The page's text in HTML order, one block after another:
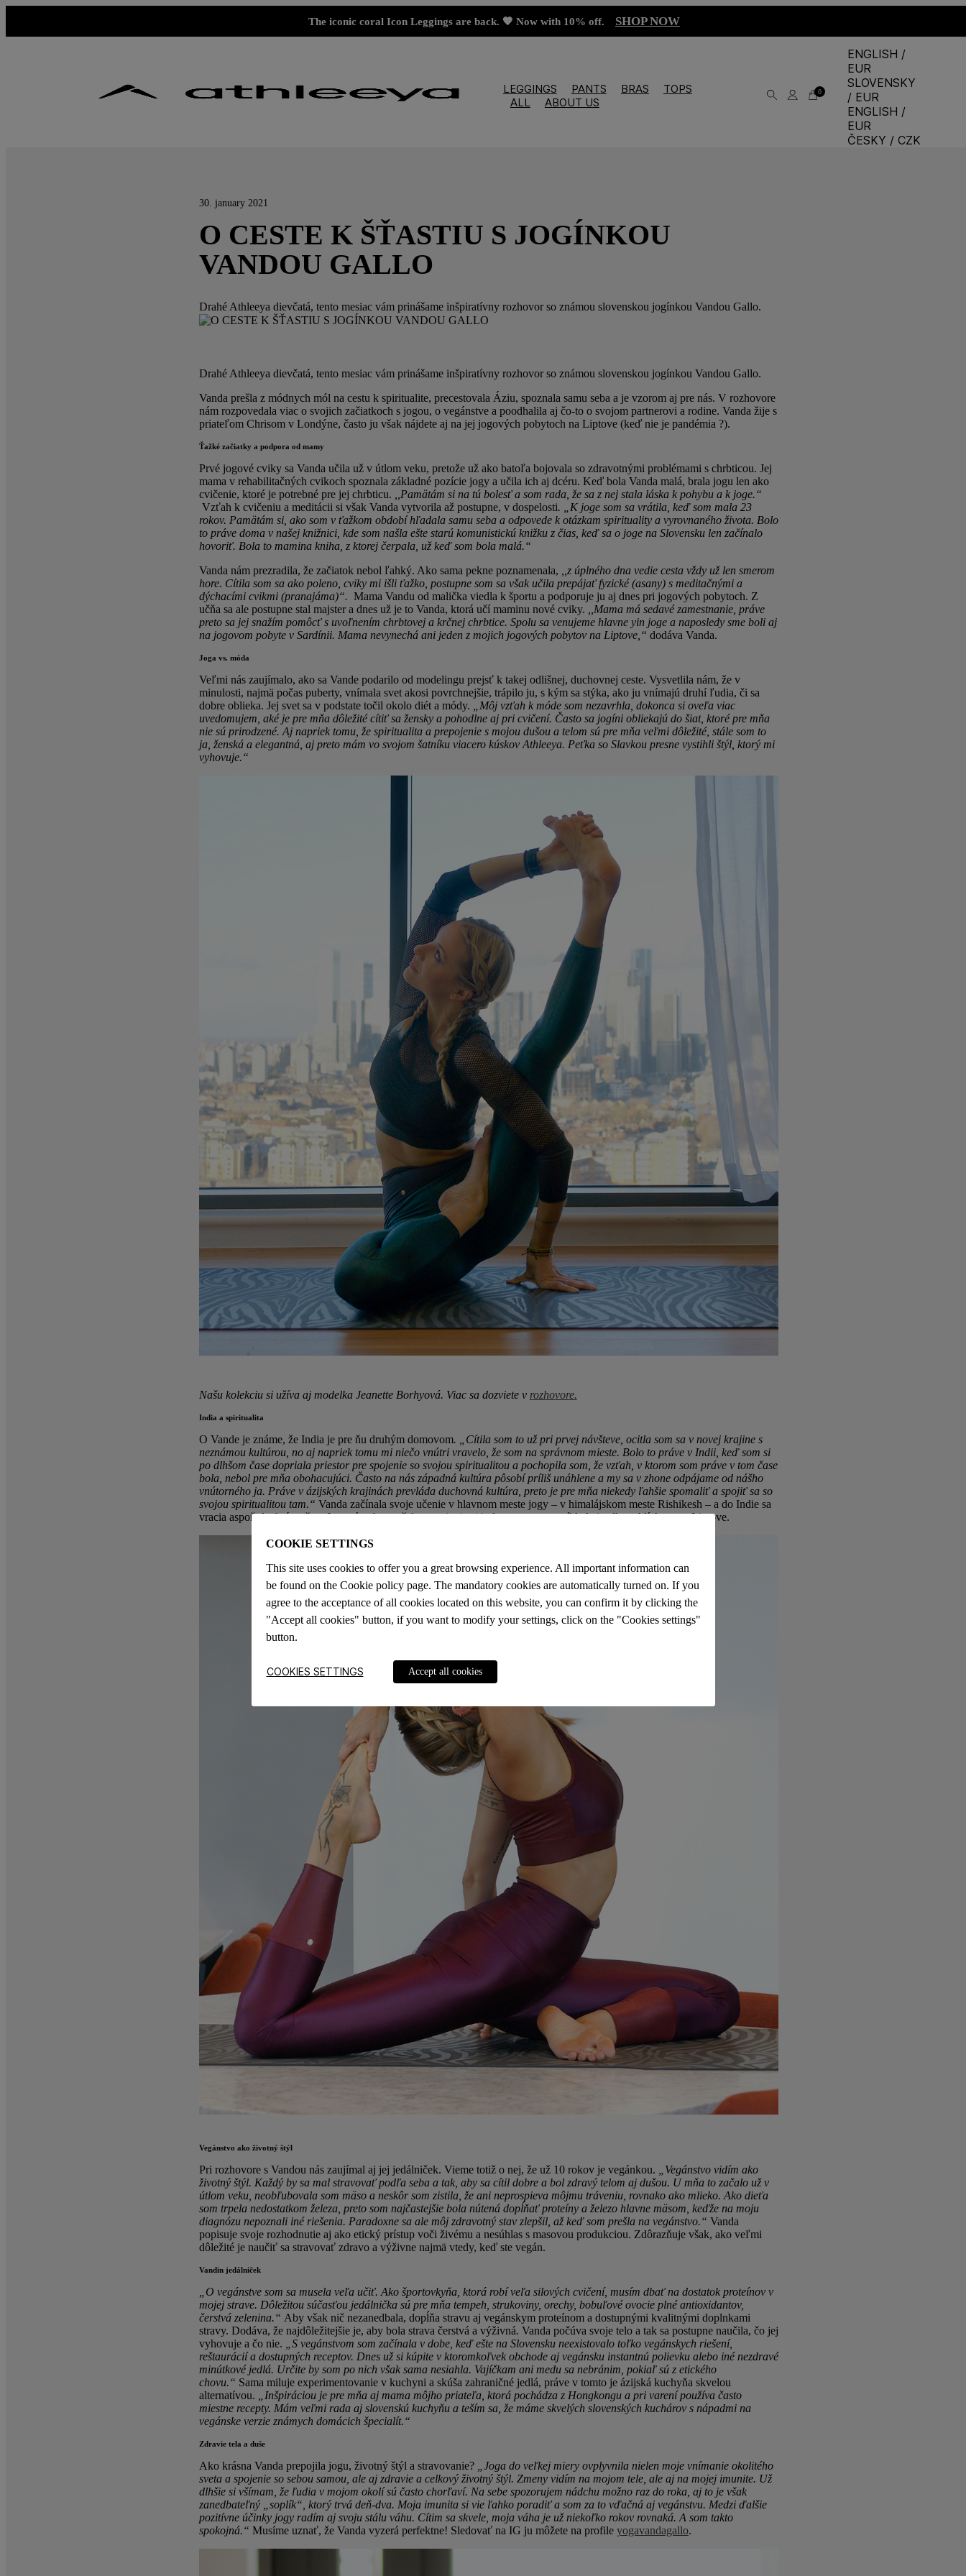
The iconic coral Icon Leggings are back. 🧡 Now with 10% off. SHOP NOW
LEGGINGS PANTS BRAS
TOPS
ALL
ABOUT US
0
ENGLISH /
EUR
SLOVENSKY
/ EUR
ENGLISH /
EUR
ČESKY / CZK
30. january 2021
O CESTE K ŠŤASTIU S JOGÍNKOU
VANDOU GALLO
Drahé Athleeya dievčatá, tento mesiac vám prinášame inšpiratívny rozhovor so známou slovenskou jogínkou Vandou Gallo.
Drahé Athleeya dievčatá, tento mesiac vám prinášame inšpiratívny rozhovor so známou slovenskou jogínkou Vandou Gallo.
Vanda prešla z módnych mól na cestu k spiritualite, precestovala Áziu, spoznala samu seba a je vzorom aj pre nás. V rozhovore
nám rozpovedala viac o svojich začiatkoch s jogou, o vegánstve a poodhalila aj čo-to o svojom partnerovi a rodine. Vanda žije s
priateľom Chrisom v Londýne, často ju však nájdete aj na jej jogových pobytoch na Liptove (keď nie je pandémia ?).
Ťažké začiatky a podpora od mamy
Prvé jogové cviky sa Vanda učila už v útlom veku, pretože už ako batoľa bojovala so zdravotnými problémami s chrbticou. Jej
mama v rehabilitačných cvikoch spoznala základné pozície jogy a učila ich aj dcéru. Keď bola Vanda malá, brala jogu len ako
cvičenie, ktoré je potrebné pre jej chrbticu.
,,Pamätám si na tú bolesť a som rada, že sa z nej stala láska k pohybu a k joge.“
Vzťah k cvičeniu a meditácii si však Vanda vytvorila až postupne, v dospelosti. „K joge som sa vrátila, keď som mala 23
rokov. Pamätám si, ako som v ťažkom období hľadala samu seba a odpovede k otázkam spirituality a vyrovnaného života. Bolo
to práve doma v našej knižnici, kde som našla ešte starú komunistickú knižku z čias, keď sa o joge na Slovensku len začínalo
hovoriť. Bola to mamina kniha, z ktorej čerpala, už keď som bola malá.“
Vanda nám prezradila, že začiatok nebol ľahký. Ako sama pekne poznamenala,
,,z úplného dna vedie cesta vždy už len smerom
hore. Cítila som sa ako poleno, cviky mi išli ťažko, postupne som sa však učila prepájať fyzické (asany) s meditačnými a
dýchacími cvikmi (pranajáma)“. Mama Vandu od malička viedla k športu a podporuje ju aj dnes pri jogových pobytoch. Z
učňa sa ale postupne stal majster a dnes už je to Vanda, ktorá učí maminu nové cviky.
,,Mama má sedavé zamestnanie, práve
preto sa jej snažím pomôcť s uvoľnením chrbtovej a krčnej chrbtice. Spolu sa venujeme hlavne yin joge a naposledy sme boli aj
na jogovom pobyte v Sardínii. Mama nevynechá ani jeden z mojich jogových pobytov na Liptove,“ dodáva Vanda.
Joga vs. móda
Veľmi nás zaujímalo, ako sa Vande podarilo od modelingu prejsť k takej odlišnej, duchovnej ceste. Vysvetlila nám, že v
minulosti, najmä počas puberty, vnímala svet akosi povrchnejšie, trápilo ju, s kým sa stýka, ako ju vnímajú druhí ľudia, či sa
dobre oblieka. Jej svet sa v podstate točil okolo diét a módy.
„Môj vzťah k móde som nezavrhla, dokonca si oveľa viac
uvedomujem, aké je pre mňa dôležité cítiť sa žensky a pohodlne aj pri cvičení. Často sa jogíni obliekajú do šiat, ktoré pre mňa
nie sú prirodzené. Aj napriek tomu, že spiritualita a prepojenie s mojou dušou a telom sú pre mňa veľmi dôležité, stále som to
ja, ženská a elegantná, aj preto mám vo svojom šatníku viacero kúskov Athleeya. Peťka so Slavkou presne vystihli štýl, ktorý mi
vyhovuje.“
Našu kolekciu si užíva aj modelka Jeanette Borhyová. Viac sa dozviete v rozhovore.
India a spiritualita
O Vande je známe, že India je pre ňu druhým domovom. „Cítila som to už pri prvej návšteve, ocitla som sa v novej krajine s
neznámou kultúrou, no aj napriek tomu mi niečo vnútri vravelo, že som na správnom mieste. Bolo to práve v Indii, keď som si
po dlhšom čase dopriala priestor pre spojenie so svojou spiritualitou a pochopila som, že vzťah, v ktorom som práve v tom čase
bola, nebol pre mňa obohacujúci. Často na nás západná kultúra pôsobí príliš unáhlene a my sa v zhone odpájame od nášho
vnútorného ja. Práve v ázijských krajinách prevláda duchovná kultúra, preto je pre mňa niekedy ľahšie spomaliť a spojiť sa so
svojou spiritualitou tam.“ Vanda začínala svoje učenie v hlavnom meste jogy – v himalájskom meste Rishikesh – a do Indie sa
vracia aspoň dvakrát ročne. Jogové pobyty však organizuje aj inde vo svete, napríklad aj celkom blízko – na Liptove.
Vegánstvo ako životný štýl
Pri rozhovore s Vandou nás zaujímal aj jej jedálniček. Vieme totiž o nej, že už 10 rokov je vegánkou.
„Vegánstvo vidím ako
životný štýl. Každý by sa mal stravovať podľa seba a tak, aby sa cítil dobre a bol zdravý telom aj dušou. U mňa to začalo už v
útlom veku, neobľubovala som mäso a neskôr som zistila, že ani neprospieva môjmu tráveniu, rovnako ako mlieko. Ako dieťa
som trpela nedostatkom železa, preto som najčastejšie bola nútená dopĺňať proteíny a železo hlavne mäsom, keďže na moju
diagnózu nepoznali iné riešenia. Paradoxne sa ale môj zdravotný stav zlepšil, až keď som prešla na vegánstvo.“ Vanda
popisuje svoje rozhodnutie aj ako etický prístup voči živému a nesúhlas s masovou produkciou. Zdôrazňuje však, ako veľmi
dôležité je naučiť sa stravovať zdravo a výživne najmä vtedy, keď ste vegán.
Vandin jedálniček
„O vegánstve som sa musela veľa učiť. Ako športovkyňa, ktorá robí veľa silových cvičení, musím dbať na dostatok proteínov v
mojej strave. Dôležitou súčasťou jedálnička sú pre mňa tempeh, strukoviny, orechy, bobuľové ovocie plné antioxidantov,
čerstvá zelenina.“ Aby však nič nezanedbala, dopĺňa stravu aj vegánskym proteínom a dostupnými kvalitnými doplnkami
stravy. Dodáva, že najdôležitejšie je, aby bola strava čerstvá a výživná. Vanda počúva svoje telo a tak sa postupne naučila, čo jej
vyhovuje a čo nie.
„S vegánstvom som začínala v dobe, keď ešte na Slovensku neexistovalo toľko vegánskych riešení,
reštaurácií a dostupných receptov. Dnes už si kúpite v ktoromkoľvek obchode aj vegánsku instantnú polievku alebo iné nezdravé
minútkové jedlá. Určite by som po nich však sama nesiahla. Vajíčkam ani medu sa nebránim, pokiaľ sú z etického
chovu.“ Sama miluje experimentovanie v kuchyni a skúša zahraničné jedlá, práve v tomto je ázijská kuchyňa skvelou
alternatívou.
„Inšpiráciou je pre mňa aj mama môjho priateľa, ktorá pochádza z Hongkongu a pri varení používa často
miestne recepty. Mám veľmi rada aj slovenskú kuchyňu a teším sa, že máme skvelých slovenských kuchárov s nápadmi na
vegánske verzie známych domácich špecialít.“
Zdravie tela a duše
Ako krásna Vanda prepojila jogu, životný štýl a stravovanie?
„Joga do veľkej miery ovplyvnila nielen moje vnímanie okolitého
sveta a spojenie so sebou samou, ale aj zdravie a celkový životný štýl. Zmeny vidím na mojom tele, ale aj na mojej imunite. Už
dlhšie si všímam, že ľudia v mojom okolí sú často chorľaví. Na sebe spozorujem nádchu možno raz do roka, aj to je však
zanedbateľný „soplík“, ktorý trvá deň-dva. Moja imunita si vie ľahko poradiť a som za to vďačná aj vegánstvu. Medzi ďalšie
pozitívne účinky jogy radím aj svoju stálu váhu. Cítim sa skvele, moja váha je už niekoľko rokov rovnaká. A som takto
spokojná.“ Musíme uznať, že Vanda vyzerá perfektne! Sledovať na IG ju môžete na profile yogavandagallo.
COOKIE SETTINGS
This site uses cookies to offer you a great browsing experience. All important information can
be found on the Cookie policy page. The mandatory cookies are automatically turned on. If you
agree to the acceptance of all cookies located on this website, you can confirm it by clicking the
"Accept all cookies" button, if you want to modify your settings, click on the "Cookies settings"
button.
COOKIES SETTINGS Accept all cookies